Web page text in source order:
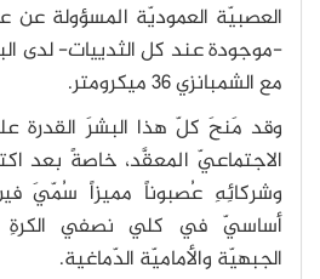
العصبيّة العموديّة المسؤولة عن
مع الشمبانزي 36 ميكرومتر.
وقد مَنحَ كلّ هذا البشرَ القدرة
الاجتماعيّ المعقَّد، خاصةً بعد
وشركائِهِ عُصبوناً مميزاً سُمّيَ
أساسيّ في كلي نصفي الكرةِ
الجبهيّة والأماميّة الدّماغية.